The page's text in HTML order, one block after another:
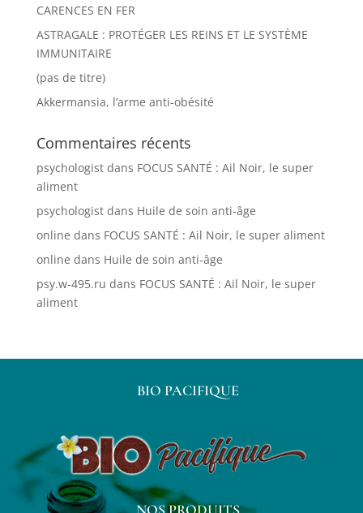
CARENCES EN FER
ASTRAGALE : PROTÉGER LES REINS ET LE SYSTÈME
IMMUNITAIRE
(pas de titre)
Akkermansia, l’arme anti-obésité
Commentaires récents
psychologistdans FOCUS SANTÉ : Ail Noir, le super
aliment
psychologistdans Huile de soin anti-âge
online dans FOCUS SANTÉ : Ail Noir, le super aliment
online dans Huile de soin anti-âge
psy.w-495.ru dans FOCUS SANTÉ : Ail Noir, le super
aliment
BIO PACIFIQUE
NOS PRODUITS